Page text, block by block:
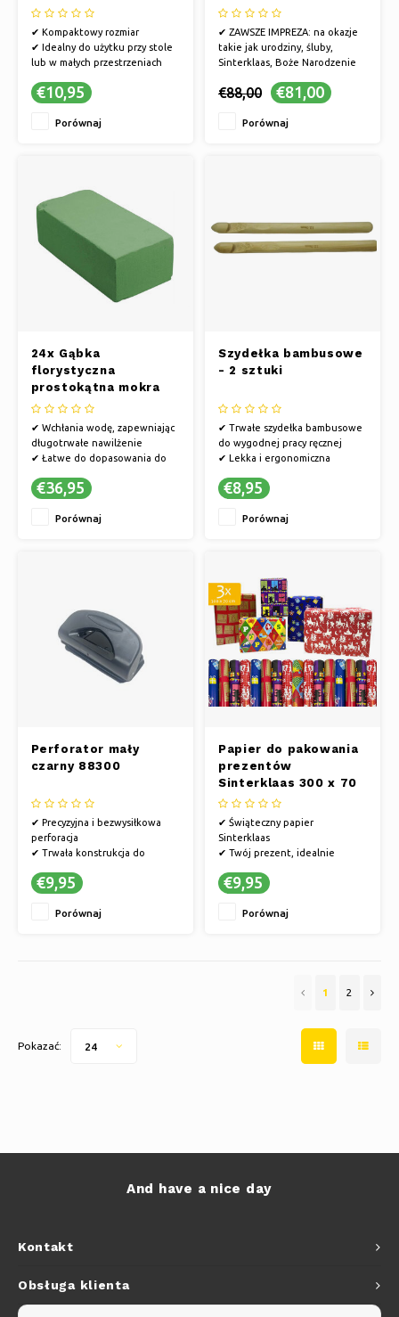
✔ Kompaktowy rozmiar
✔ Idealny do użytku przy stole
lub w małych przestrzeniach
✔ Łatwy w konfiguracji
€10,95
Porównaj
Papier do pakowania
prezentów 200 x 70
cm "Disney" - 60
rolek
✔ ZAWSZE IMPREZA: na okazje
takie jak urodziny, śluby,
Sinterklaas, Boże Narodzenie
✔ ALE TAKŻE NA: rocznice,
dzień ojca i dzień matki
€88,00 €81,00
Porównaj
24x Gąbka
florystyczna
prostokątna mokra
20 x 10 x 7 cm
✔ Wchłania wodę, zapewniając
długotrwałe nawilżenie
✔ Łatwe do dopasowania do
✔ Do kompozycji kwiatowych i
€36,95
Porównaj
Szydełka bambusowe
- 2 sztuki
✔ Trwałe szydełka bambusowe
do wygodnej pracy ręcznej
✔ Lekka i ergonomiczna
łatwe szydełkowanie
szydełkowe
€8,95
Porównaj
Perforator mały
czarny 88300
✔ Precyzyjna i bezwysiłkowa
perforacja
✔ Trwała konstrukcja do
✔ Wydajny i przyjazny dla
€9,95
Porównaj
Papier do pakowania
prezentów
Sinterklaas 300 x 70
cm - 3 rolki
✔ Świąteczny papier
Sinterklaas
✔ Twój prezent, idealnie
✔ Nigdy nie brakuje, dzięki
hurtowym
€9,95
Porównaj
1 2
Pokazać: 24
Kontakt
And have a nice day
Obsługa klienta